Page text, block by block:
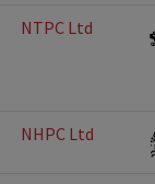
NTPC Ltd
NHPC Ltd